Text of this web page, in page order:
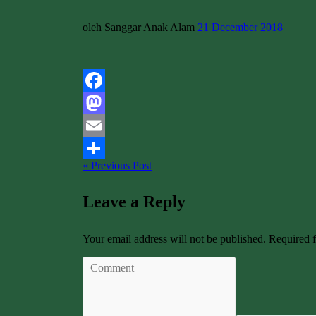
oleh Sanggar Anak Alam 21 December 2018
Facebook
Mastodon
Email
Share
« Previous Post
Leave a Reply
Your email address will not be published. Required